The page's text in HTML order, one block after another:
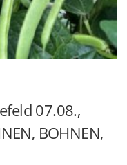
07.08.,
BOHNEN,